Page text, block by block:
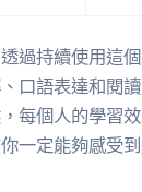
過持續使用這
口語表達和閱
每個人的學習
一定能夠感受